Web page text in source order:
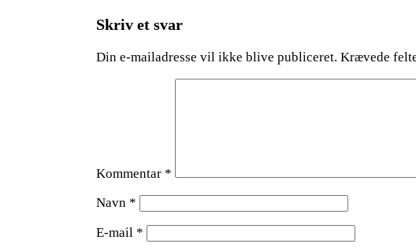
Skriv et svar
Din e-mailadresse vil ikke blive publiceret. Krævede
Kommentar *
Navn *
E-mail *